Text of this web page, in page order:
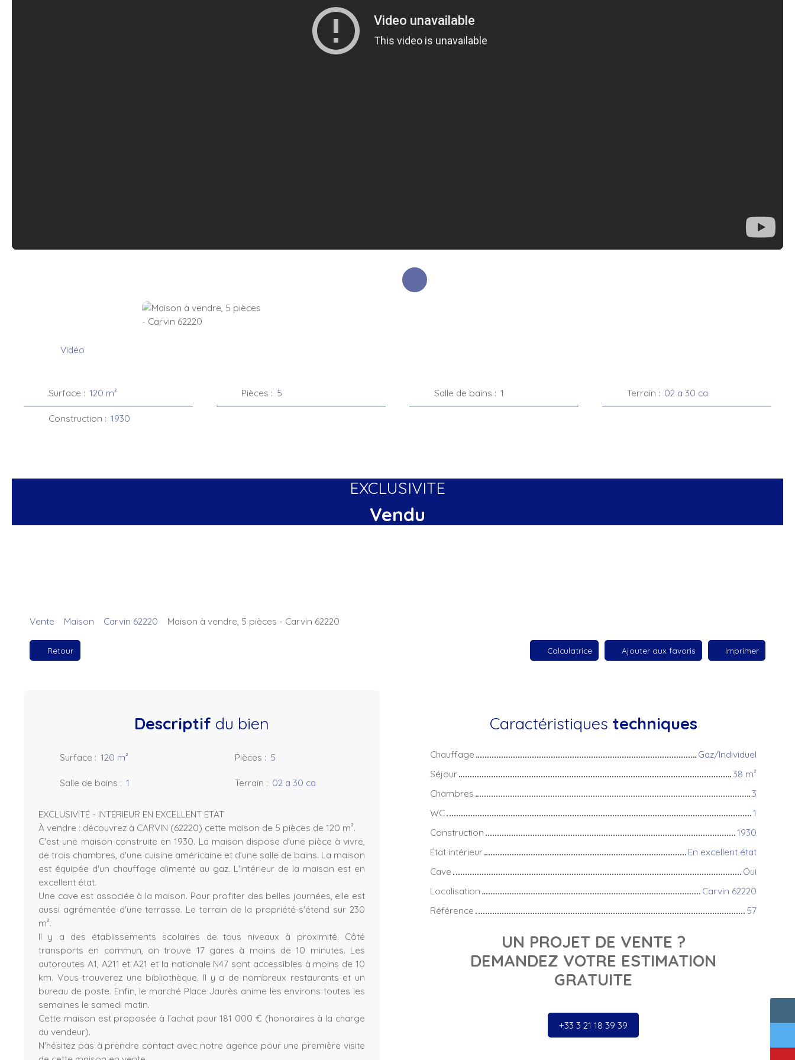
Vidéo
Surface : 120 m² Pièces : 5 Salle de bains : 1 Terrain : 02 a 30 ca
Construction : 1930
EXCLUSIVITE
Vendu
Vente Maison Carvin 62220 Maison à vendre, 5 pièces - Carvin 62220
Retour Calculatrice Ajouter aux favoris Imprimer
Descriptif du bien
Surface : 120 m² Pièces : 5
Salle de bains : 1 Terrain : 02 a 30 ca
EXCLUSIVITÉ - INTÉRIEUR EN EXCELLENT ÉTAT
À vendre : découvrez à CARVIN (62220) cette maison de 5 pièces de 120 m².
C'est une maison construite en 1930. La maison dispose d'une pièce à vivre,
de trois chambres, d'une cuisine américaine et d'une salle de bains. La maison
est équipée d'un chauffage alimenté au gaz. L'intérieur de la maison est en
excellent état.
Une cave est associée à la maison. Pour profiter des belles journées, elle est
aussi agrémentée d'une terrasse. Le terrain de la propriété s'étend sur 230
m².
Il y a des établissements scolaires de tous niveaux à proximité. Côté
transports en commun, on trouve 17 gares à moins de 10 minutes. Les
autoroutes A1, A211 et A21 et la nationale N47 sont accessibles à moins de 10
km. Vous trouverez une bibliothèque. Il y a de nombreux restaurants et un
bureau de poste. Enfin, le marché Place Jaurès anime les environs toutes les
semaines le samedi matin.
Cette maison est proposée à l'achat pour 181 000 € (honoraires à la charge
du vendeur).
N'hésitez pas à prendre contact avec notre agence pour une première visite
Caractéristiques techniques
Chauffage
Gaz/Individuel
Séjour
38 m²
Chambres
3
WC
1
Construction
1930
État intérieur
En excellent état
Cave
Oui
Localisation
Carvin 62220
Référence
57
UN PROJET DE VENTE ?
DEMANDEZ VOTRE ESTIMATION
GRATUITE
+33 3 21 18 39 39